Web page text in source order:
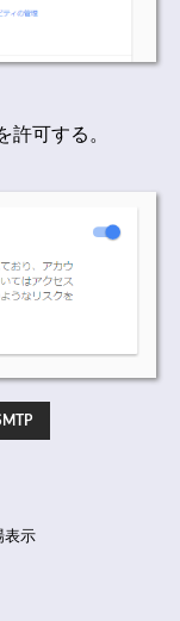
許可する。
表示